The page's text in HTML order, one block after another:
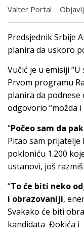
Valter Portal
Predsjednik Srbije
planira da uskoro
Vučić je u emisiji
Prvom programu
planira da podnese
odgovorio “možda i
“Počeo sam da
Pitao sam prijatelje
pokloniću 1.200
ustanovi, još
“To će biti neko
i obrazovaniji,
Svakako će biti
kandidata Đokića i